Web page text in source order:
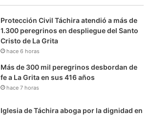
Protección Civil Táchira atendió a más de
1.300 peregrinos en despliegue del Santo
Cristo de La Grita
hace 6 horas
Más de 300 mil peregrinos desbordan de
fe a La Grita en sus 416 años
hace 7 horas
Iglesia de Táchira aboga por la dignidad en